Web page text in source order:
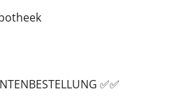
✅✅